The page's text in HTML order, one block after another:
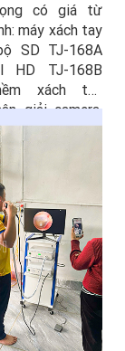
có giá từ
máy xách tay
SD TJ-168A
HD TJ-168B
xách tay
giải camera,
và số lượng